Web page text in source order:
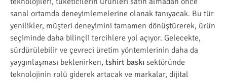
sanal ortamda deneyimlemelerine olanak tanıyacak. Bu tür
yenilikler, müşteri deneyimini tamamen dönüştürerek, ürün
seçiminde daha bilinçli tercihlere yol açıyor. Gelecekte,
sürdürülebilir ve çevreci üretim yöntemlerinin daha da
yaygınlaşması beklenirken, tshirt baskı sektöründe
teknolojinin rolü giderek artacak ve markalar, dijital